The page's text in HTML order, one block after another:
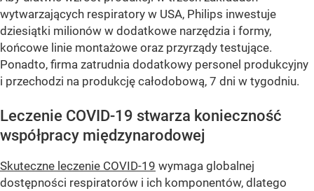
wytwarzających respiratory w USA, Philips inwestuje
dziesiątki milionów w dodatkowe narzędzia i formy,
końcowe linie montażowe oraz przyrządy testujące.
Ponadto, firma zatrudnia dodatkowy personel produkcyjny
i przechodzi na produkcję całodobową, 7 dni w tygodniu.
Leczenie COVID-19 stwarza konieczność
współpracy międzynarodowej
Skuteczne leczenie COVID-19 wymaga globalnej
dostępności respiratorów i ich komponentów, dlatego